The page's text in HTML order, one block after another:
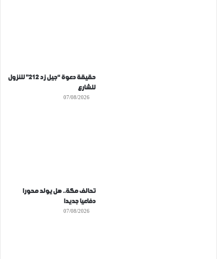
حقيقة دعوة “جيل زد 212” للنزول
للشارع
07/08/2026
تحالف مكة.. هل يولد محورا
دفاعيا جديدا
07/08/2026